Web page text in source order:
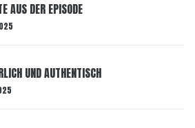
AUS DER EPISODE
UND AUTHENTISCH